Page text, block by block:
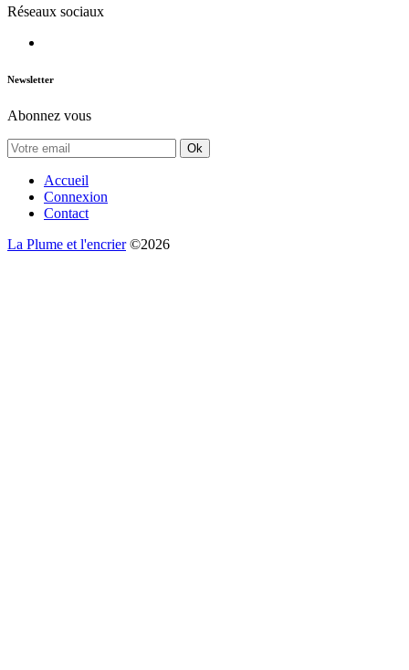
Réseaux sociaux
Newsletter
Abonnez vous
Ok
Accueil
Connexion
Contact
La Plume et l'encrier©2026